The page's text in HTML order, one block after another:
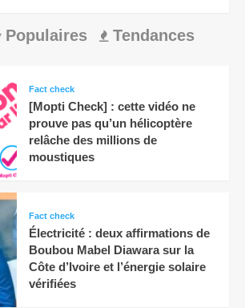
Populaires Tendances
Fact check
[Mopti Check] : cette vidéo ne
prouve pas qu’un hélicoptère
relâche des millions de
moustiques
Fact check
Électricité : deux affirmations de
Boubou Mabel Diawara sur la
Côte d’Ivoire et l’énergie solaire
vérifiées